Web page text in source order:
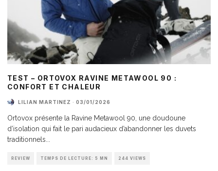
TEST – ORTOVOX RAVINE METAWOOL 90 :
CONFORT ET CHALEUR
LILIAN MARTINEZ · 03/01/2026
Ortovox présente la Ravine Metawool 90, une doudoune
d’isolation qui fait le pari audacieux d’abandonner les duvets
traditionnels...
REVIEW TEMPS DE LECTURE: 5 MN 244 VIEWS